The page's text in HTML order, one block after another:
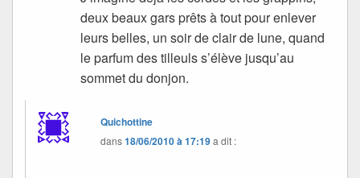
deux beaux gars prêts à tout pour enlever
leurs belles, un soir de clair de lune, quand
le parfum des tilleuls s’élève jusqu’au
sommet du donjon.
Quichottine
dans18/06/2010 à 17:19a dit :